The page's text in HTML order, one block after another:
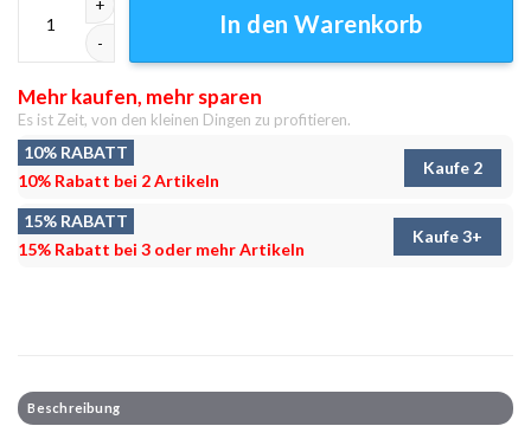
In den Warenkorb
Mehr kaufen, mehr sparen
Es ist Zeit, von den kleinen Dingen zu profitieren.
10% RABATT
10% Rabatt bei 2 Artikeln
Kaufe 2
15% RABATT
15% Rabatt bei 3 oder mehr Artikeln
Kaufe 3+
Beschreibung